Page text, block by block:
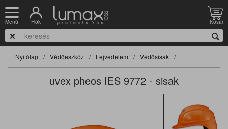
Menü Fiók Kosár
Nyitólap Védőeszköz Fejvédelem Védősisak
uvex pheos IES 9772 - sisak